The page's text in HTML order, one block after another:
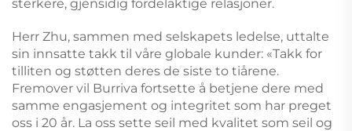
sterkere, gjensidig fordelaktige relasjoner.
Herr Zhu, sammen med selskapets ledelse, uttalte
sin innsatte takk til våre globale kunder: «Takk for
tilliten og støtten deres de siste to tiårene.
Fremover vil Burriva fortsette å betjene dere med
samme engasjement og integritet som har preget
oss i 20 år. La oss sette seil med kvalitet som seil og